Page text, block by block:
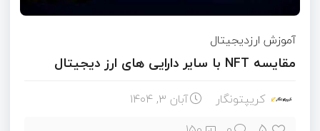
آموزش ارزدیجیتال
مقایسه NFT با سایر دارایی های ارز دیجیتال
کریپتونگار آبان ۳, ۱۴۰۴